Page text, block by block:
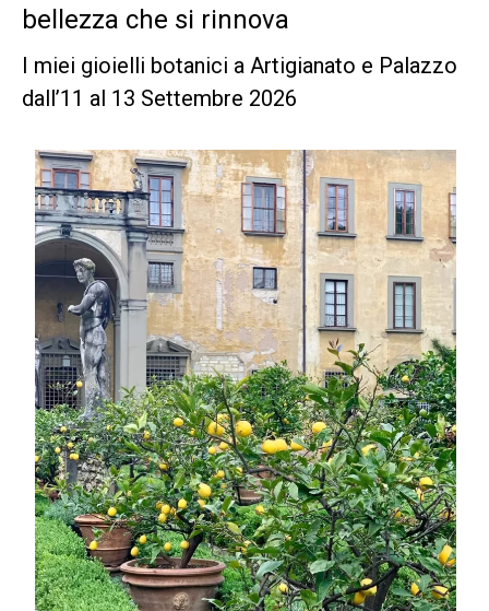
bellezza che si rinnova
I miei gioielli botanici a Artigianato e Palazzo
dall’11 al 13 Settembre 2026